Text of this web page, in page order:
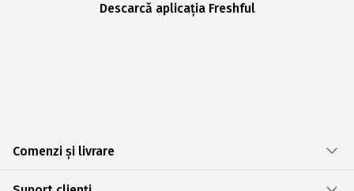
Descarcă aplicația Freshful
Comenzi și livrare